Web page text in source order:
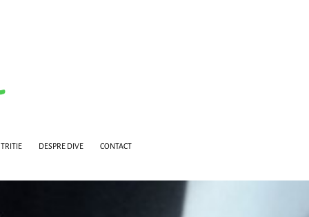
DESPRE DIVE CONTACT